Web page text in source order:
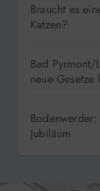
Braucht es
Katzen?
Bad Pyrmont/
neue Gesetze
Jubiläum